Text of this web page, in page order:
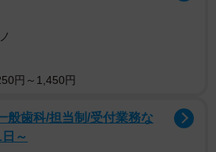
ある」と回答した男性は78％とい
係を持ちやすくなってしまうよう
い寝止まりで終わる男性もいるこ
円～1,450円
般歯科/担当制/受付業務な
～